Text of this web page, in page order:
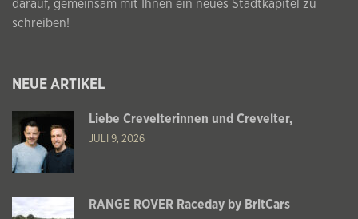
darauf, gemeinsam mit Ihnen ein neues Stadtkapitel zu
schreiben!
NEUE ARTIKEL
Liebe Crevelterinnen und Crevelter,
JULI 9, 2026
RANGE ROVER Raceday by BritCars